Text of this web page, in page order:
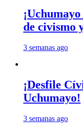
de civismo
3 semanas ago
¡Desfile
Uchumayo!
3 semanas ago